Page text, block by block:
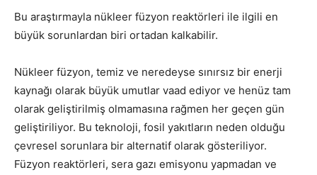
Bu araştırmayla nükleer füzyon reaktörleri ile ilgili en
büyük sorunlardan biri ortadan kalkabilir.
Nükleer füzyon, temiz ve neredeyse sınırsız bir enerji
kaynağı olarak büyük umutlar vaad ediyor ve henüz tam
olarak geliştirilmiş olmamasına rağmen her geçen gün
geliştiriliyor. Bu teknoloji, fosil yakıtların neden olduğu
çevresel sorunlara bir alternatif olarak gösteriliyor.
Füzyon reaktörleri, sera gazı emisyonu yapmadan ve